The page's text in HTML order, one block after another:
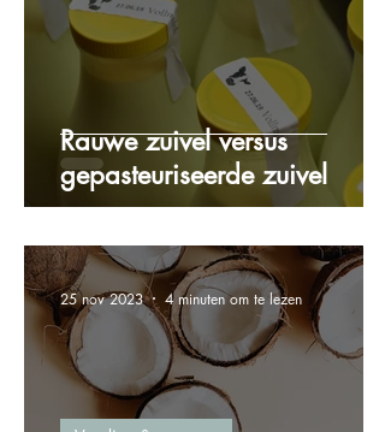
Rauwe zuivel versus
gepasteuriseerde zuivel
25 nov 2023 4 minuten om te lezen